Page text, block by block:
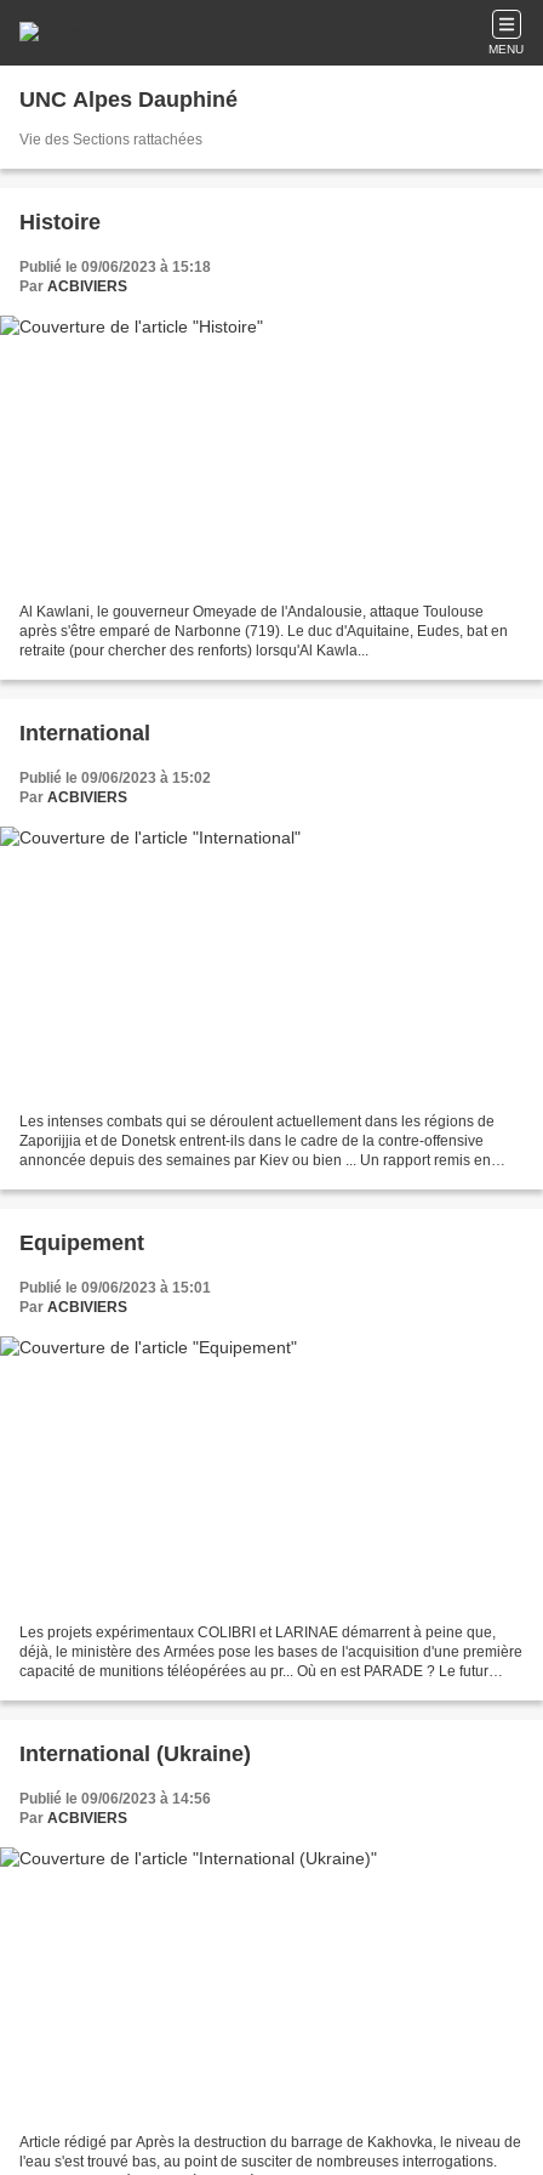
MENU
UNC Alpes Dauphiné
Vie des Sections rattachées
Histoire
Publié le 09/06/2023 à 15:18
Par ACBIVIERS
Al Kawlani, le gouverneur Omeyade de l'Andalousie, attaque Toulouse
après s'être emparé de Narbonne (719). Le duc d'Aquitaine, Eudes, bat en
retraite (pour chercher des renforts) lorsqu'Al Kawla...
International
Publié le 09/06/2023 à 15:02
Par ACBIVIERS
Les intenses combats qui se déroulent actuellement dans les régions de
Zaporijjia et de Donetsk entrent-ils dans le cadre de la contre-offensive
annoncée depuis des semaines par Kiev ou bien ... Un rapport remis en
Equipement
Publié le 09/06/2023 à 15:01
Par ACBIVIERS
Les projets expérimentaux COLIBRI et LARINAE démarrent à peine que,
déjà, le ministère des Armées pose les bases de l'acquisition d'une première
capacité de munitions téléopérées au pr... Où en est PARADE ? Le futur
International (Ukraine)
Publié le 09/06/2023 à 14:56
Par ACBIVIERS
Article rédigé par Après la destruction du barrage de Kakhovka, le niveau de
l'eau s'est trouvé bas, au point de susciter de nombreuses interrogations.